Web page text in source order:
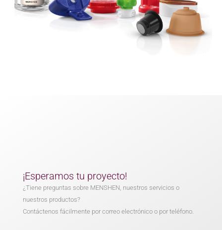
¡Esperamos tu proyecto!
¿Tiene preguntas sobre MENSHEN, nuestros servicios o
nuestros productos?
Contáctenos fácilmente por correo electrónico o por teléfono.